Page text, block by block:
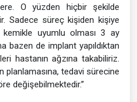
O yüzden hiçbir şekilde
Sadece süreç kişiden kişiye
uyumlu olması 3 ay
bazen de implant yapıldıktan
hastanın ağzına takabiliriz.
planlamasına, tedavi sürecine
değişebilmektedir.”